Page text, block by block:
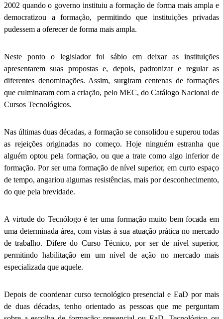
2002 quando o governo instituiu a formação de forma mais ampla e
democratizou a formação, permitindo que instituições privadas
pudessem a oferecer de forma mais ampla.
Neste ponto o legislador foi sábio em deixar as instituições
apresentarem suas propostas e, depois, padronizar e regular as
diferentes denominações. Assim, surgiram centenas de formações
que culminaram com a criação, pelo MEC, do Catálogo Nacional de
Cursos Tecnológicos.
Nas últimas duas décadas, a formação se consolidou e superou todas
as rejeições originadas no começo. Hoje ninguém estranha que
alguém optou pela formação, ou que a trate como algo inferior de
formação. Por ser uma formação de nível superior, em curto espaço
de tempo, angariou algumas resistências, mais por desconhecimento,
do que pela brevidade.
A virtude do Tecnólogo é ter uma formação muito bem focada em
uma determinada área, com vistas à sua atuação prática no mercado
de trabalho. Difere do Curso Técnico, por ser de nível superior,
permitindo habilitação em um nível de ação no mercado mais
especializada que aquele.
Depois de coordenar curso tecnológico presencial e EaD por mais
de duas décadas, tenho orientado as pessoas que me perguntam